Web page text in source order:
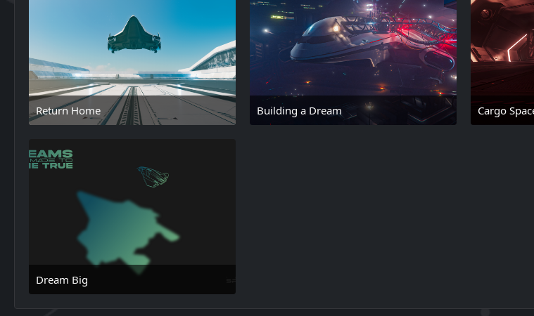
Return Home
18. Februar 2025 um 15:43
Building a Dream
18. Februar 2025 um 15:43
Cargo
Dream Big
18. Februar 2025 um 15:43
1